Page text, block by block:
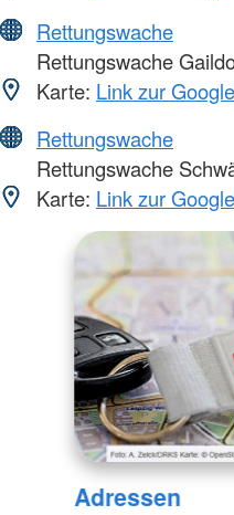
Rettungswache
Rettungswache
Karte: Link zur
Rettungswache
Rettungswache
Karte: Link zur
Adressen